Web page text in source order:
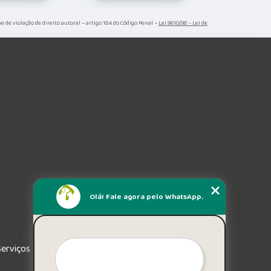
de violação de direito autoral – artigo 184 do Código Penal –Lei 9610/98 - Lei de
Olá! Fale agora pelo WhatsApp.